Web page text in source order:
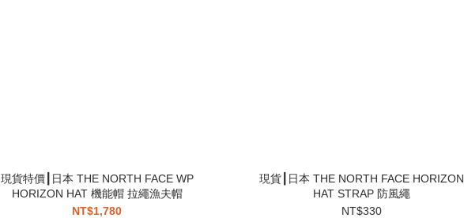
現貨特價┃日本 THE NORTH FACE WP
HORIZON HAT 機能帽 拉繩漁夫帽
NT$1,780
現貨┃日本 THE NORTH FACE HORIZON
HAT STRAP 防風繩
NT$330